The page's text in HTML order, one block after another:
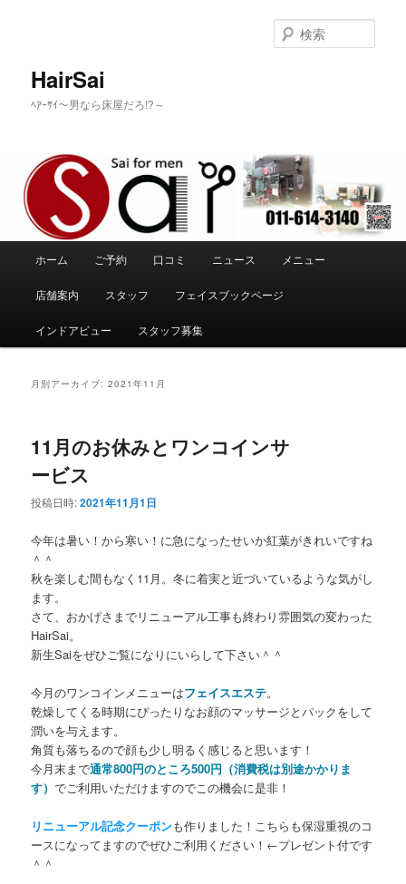
HairSai
ﾍｱｰｻｲ～男なら床屋だろ!?～
索
ュ
ホーム ご予約 口コミ ニュース メニュー
店舗案内 スタッフ フェイスブックページ
インドアビュー スタッフ募集
月別アーカイブ:2021年11月
11月のお休みとワンコインサ
ービス
投稿日時:2021年11月1日
今年は暑い！から寒い！に急になったせいか紅葉がきれいですね
＾＾
秋を楽しむ間もなく11月。冬に着実と近づいているような気がし
ます。
さて、おかげさまでリニューアル工事も終わり雰囲気の変わった
HairSai。
新生Saiをぜひご覧になりにいらして下さい＾＾
今月のワンコインメニューはフェイスエステ。
乾燥してくる時期にぴったりなお顔のマッサージとパックをして
潤いを与えます。
角質も落ちるので顔も少し明るく感じると思います！
今月末まで通常800円のところ500円（消費税は別途かかりま
す）でご利用いただけますのでこの機会に是非！
リニューアル記念クーポンも作りました！こちらも保湿重視のコ
ースになってますのでぜひご利用ください！←プレゼント付です
＾＾